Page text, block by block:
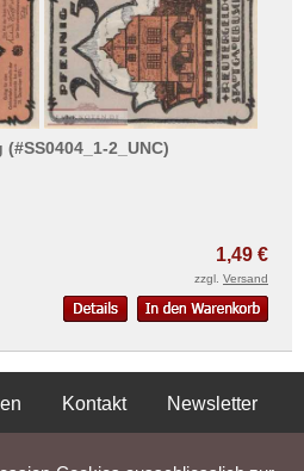
2_UNC)
1,49 €
zzgl. Versand
Kontakt
Newsletter